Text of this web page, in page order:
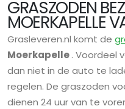
GRASZODEN
MOERKAPELLE
Grasleveren.nl komt de
Moerkapelle. Voordeel
dan niet in de auto te
regelen. De graszoden
dienen 24 uur van te